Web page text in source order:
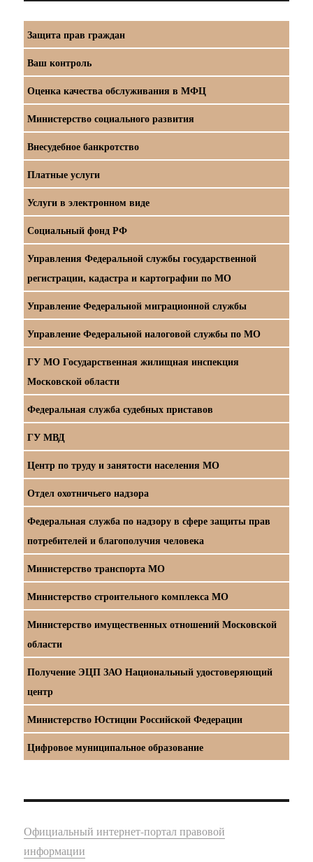
Защита прав граждан
Ваш контроль
Оценка качества обслуживания в МФЦ
Министерство социального развития
Внесудебное банкротство
Платные услуги
Услуги в электронном виде
Социальный фонд РФ
Управления Федеральной службы государственной
регистрации, кадастра и картографии по МО
Управление Федеральной миграционной службы
Управление Федеральной налоговой службы по МО
ГУ МО Государственная жилищная инспекция
Московской области
Федеральная служба судебных приставов
ГУ МВД
Центр по труду и занятости населения МО
Отдел охотничьего надзора
Федеральная служба по надзору в сфере защиты прав
потребителей и благополучия человека
Министерство транспорта МО
Министерство строительного комплекса МО
Министерство имущественных отношений Московской
области
Получение ЭЦП ЗАО Национальный удостоверяющий
центр
Министерство Юстиции Российской Федерации
Цифровое муниципальное образование
Официальный интернет-портал правовой
информации